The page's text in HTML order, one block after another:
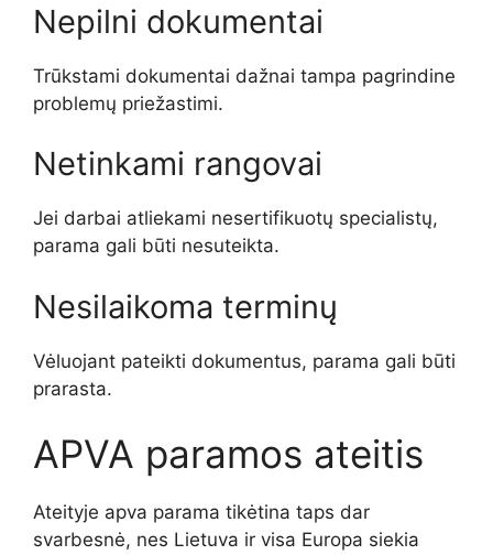
Nepilni dokumentai
Trūkstami dokumentai dažnai tampa pagrindine
problemų priežastimi.
Netinkami rangovai
Jei darbai atliekami nesertifikuotų specialistų,
parama gali būti nesuteikta.
Nesilaikoma terminų
Vėluojant pateikti dokumentus, parama gali būti
prarasta.
APVA paramos ateitis
Ateityje apva parama tikėtina taps dar
svarbesnė, nes Lietuva ir visa Europa siekia